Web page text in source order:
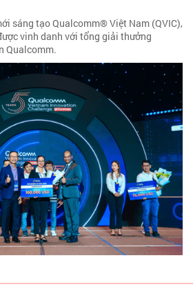
sáng tạo Qualcomm® Việt Nam (QVIC),
vinh danh với tổng giải thưởng
Qualcomm.